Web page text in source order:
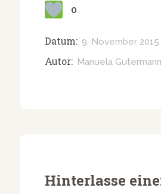
0
Datum: 9. November 2015
Autor: Manuela Gutermann
Hinterlasse